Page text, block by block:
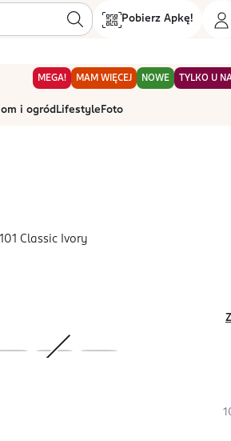
Pobierz Apkę!
MEGA! MAM WIĘCEJ NOWE TYLKO U
i ogród Lifestyle Foto
Classic Ivory